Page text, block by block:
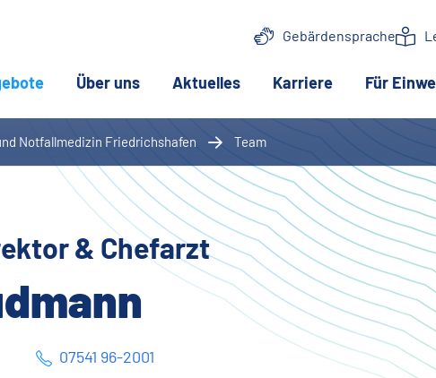
(aktuelle Seite)
Über uns Aktuelles Karriere Für
Gebärdensprache
Notfallmedizin Friedrichshafen Team
& Chefarzt
07541 96-2001